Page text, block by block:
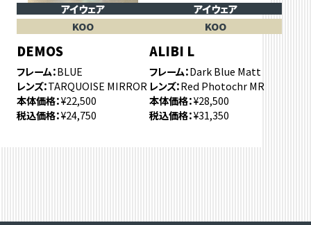
アイウェア
KOO
DEMOS
フレーム BLUE
レンズ TARQUOISE MIRROR
本体価格 ¥22,500
税込価格 ¥24,750
アイウェア
KOO
ALIBI L
フレーム Dark Blue Matt
レンズ Red Photochr MR
本体価格 ¥28,500
税込価格 ¥31,350